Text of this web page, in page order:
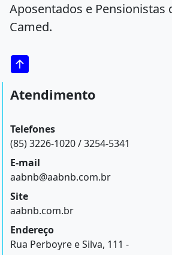
Aposentados e Pensionistas
Camed.
Atendimento
Telefones
(85) 3226-1020 / 3254-5341
E-mail
aabnb@aabnb.com.br
Site
aabnb.com.br
Endereço
Rua Perboyre e Silva, 111 -